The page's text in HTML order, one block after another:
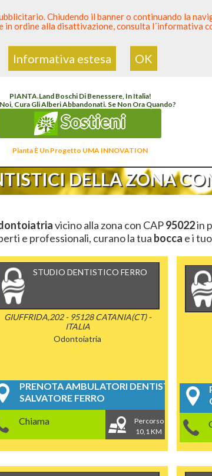
>Odontoiatria>Ambulatori Dentistici>Sicilia
PIANTA.LandBoschi Di Benessere, In Italia!
Cura Gli Alberi Abbandonati. Se Non Ora Quando?
Sostieni
Pianta È Un Progetto UMA INNOVATION
DELLA ZONA
vicino alla zona con CAP95022in
e professionali, curano la tua bocca e i
STUDIO DENTISTICO FERRO
GIUFFRIDA,202 - 95128 CATANIA(CT) -
ITALIA
Odontoiatria
PRENOTA AMBULATORI DENTISTICI
SALVATORE FERRO
Chiama
Percorso
10,1 KM
Chiudendo il banner o continuando la
in ordine alla disattivazione, consulta l´informativa
Informativa estesa OK